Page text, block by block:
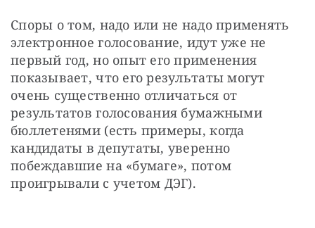
Споры о том, надо или не надо применять
электронное голосование, идут уже не
первый год, но опыт его применения
показывает, что его результаты могут
очень существенно отличаться от
результатов голосования бумажными
бюллетенями (есть примеры, когда
кандидаты в депутаты, уверенно
побеждавшие на «бумаге», потом
проигрывали с учетом ДЭГ).